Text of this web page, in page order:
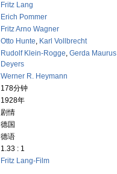
Fritz Lang
Erich Pommer
Fritz Arno Wagner
Otto Hunte, Karl Vollbrecht
Rudolf Klein-Rogge, Gerda Maurus
Deyers
Werner R. Heymann
178分钟
1928年
剧情
德国
德语
1.33 : 1
Fritz Lang-Film